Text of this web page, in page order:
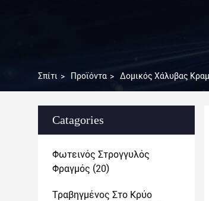
Σπίτι > Προϊόντα > Δομικός Χάλυβας
Catagories
Φωτεινός Στρογγυλός
Φραγμός (20)
Τραβηγμένος Στο Κρύο